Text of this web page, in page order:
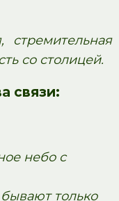
со столицей.
связи:
небо с
только